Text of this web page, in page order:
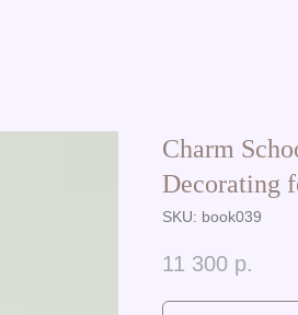
Charm
Decorating
SKU: book039
11 300 р.